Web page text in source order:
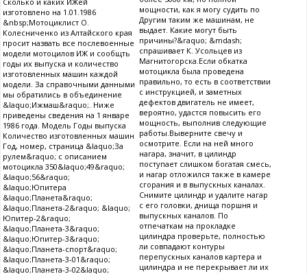
изготовлено на 1.01.1986
&nbsp;Мотоциклист О.
Колесниченко из Алтайского края
просит назвать все послевоенные
модели мотоцилов ИЖ и сообщть
годы их выпуска и количество
изготовленных машин каждой
модели. За справочными данными
мы обратились в объединение
&laquo;Ижмаш&raquo;. Ниже
приведены сведения на 1 январе
1986 года. Модель Годы выпуска
Количество изготовленных машин
Год, номер, страница &laquo;За
рулем&raquo; с описанием
мотоцикла 350&laquo;49&raquo;
&laquo;56&raquo;
&laquo;Юпитера
&laquo;Планета&raquo;
&laquo;Планета-2&raquo; &laquo;
Юпитер-2&raquo;
&laquo;Планета-3&raquo;
&laquo;Юпитер-3&raquo;
&laquo;Планета-спорт&raquo;
&laquo;Планета-3-01&raquo;
&laquo;Планета-3-02&laquo;
мощности, как я могу судить по
Другим таким же машинам, не
выдает. Какие могут быть
причины?&raquo; &mdash;
спрашивает К. Усольцев из
Магнитогорска.Если обкатка
мотоцикла была проведена
правильно, то есть в соответствии
с инструкцией, и заметных
дефектов двигатель не имеет,
вероятно, удастся повысить его
мощность, выполнив следующие
работы.Выверните свечу и
осмотрите. Если на ней много
нагара, значит, в цилиндр
поступает слишком богатая смесь,
и нагар отложился также в камере
сгорания и в выпускных каналах.
Снимите цилиндр и удалите нагар
с его головки, днища поршня и
выпускных каналов. По
отпечаткам на прокладке
цилиндра проверьте, полностью
ли совпадают контуры
перепускных каналов картера и
цилиндра и не перекрывает ли их